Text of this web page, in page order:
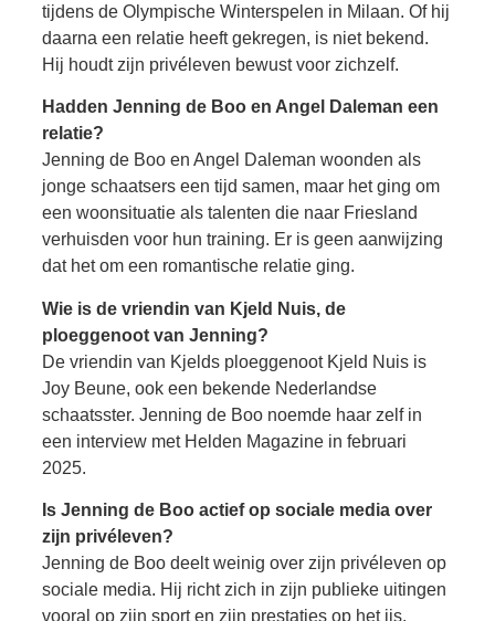
tijdens de Olympische Winterspelen in Milaan. Of hij
daarna een relatie heeft gekregen, is niet bekend.
Hij houdt zijn privéleven bewust voor zichzelf.
Hadden Jenning de Boo en Angel Daleman een
relatie?
Jenning de Boo en Angel Daleman woonden als
jonge schaatsers een tijd samen, maar het ging om
een woonsituatie als talenten die naar Friesland
verhuisden voor hun training. Er is geen aanwijzing
dat het om een romantische relatie ging.
Wie is de vriendin van Kjeld Nuis, de
ploeggenoot van Jenning?
De vriendin van Kjelds ploeggenoot Kjeld Nuis is
Joy Beune, ook een bekende Nederlandse
schaatsster. Jenning de Boo noemde haar zelf in
een interview met Helden Magazine in februari
2025.
Is Jenning de Boo actief op sociale media over
zijn privéleven?
Jenning de Boo deelt weinig over zijn privéleven op
sociale media. Hij richt zich in zijn publieke uitingen
vooral op zijn sport en zijn prestaties op het ijs.